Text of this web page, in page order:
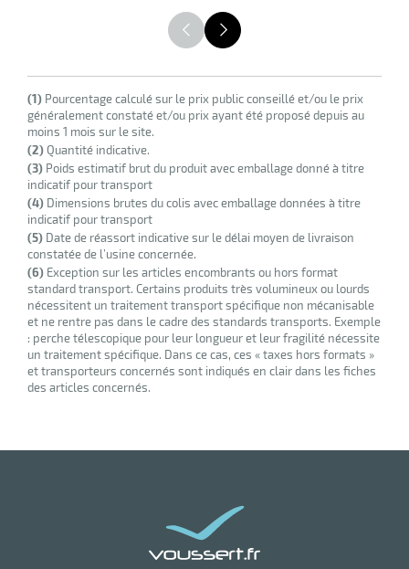
(1) Pourcentage calculé sur le prix public conseillé et/ou le prix
généralement constaté et/ou prix ayant été proposé depuis au
moins 1 mois sur le site.
(2)Quantité indicative.
(3) Poids estimatif brut du produit avec emballage donné à titre
indicatif pour transport
(4) Dimensions brutes du colis avec emballage données à titre
indicatif pour transport
(5) Date de réassort indicative sur le délai moyen de livraison
constatée de l’usine concernée.
(6) Exception sur les articles encombrants ou hors format
standard transport. Certains produits très volumineux ou lourds
nécessitent un traitement transport spécifique non mécanisable
et ne rentre pas dans le cadre des standards transports. Exemple
: perche télescopique pour leur longueur et leur fragilité nécessite
un traitement spécifique. Dans ce cas, ces « taxes hors formats »
et transporteurs concernés sont indiqués en clair dans les fiches
des articles concernés.